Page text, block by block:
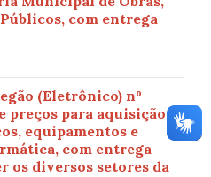
com entrega
(Eletrônico) nº
preços para aquisição
equipamentos e
com entrega
os diversos setores da